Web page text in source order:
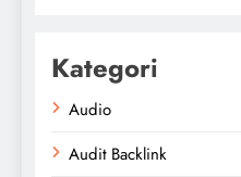
Kategori
Audio
Audit Backlink